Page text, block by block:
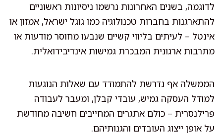
לדוגמה, בשנים האחרונות נרשמו ניסיונות ראשוניים
להתארגנות בחברות טכנולוגיה כמו גוגל ישראל, אמזון או
אינטל – לעיתים בליווי קשיים שנבעו מחוסר מודעות או
מתרבות ארגונית המבכרת גמישות אינדיבידואלית.
הממשלה אף נדרשת להתמודד עם שאלות הנוגעות
למודל העסקה גמיש, עובדי קבלן, ומעבר לעבודה
פרילנסרית – כולם אתגרים המחייבים חשיבה מחודשת
על אופן ייצוג העובדים והגנותיהם.